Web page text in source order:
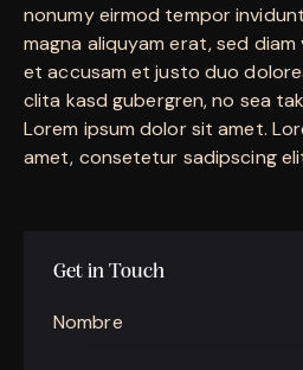
nonumy eirmod tempor
magna aliquyam erat, sed
et accusam et justo duo
clita kasd gubergren, no sea
Lorem ipsum dolor sit amet.
amet, consetetur sadipscing
Get in Touch